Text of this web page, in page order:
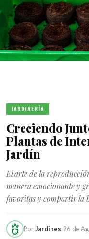
JARDINERÍA
Creciendo
Plantas de
Jardín
El arte de la
manera emocionante y
favoritas y compartir la
PorJardines·26 de